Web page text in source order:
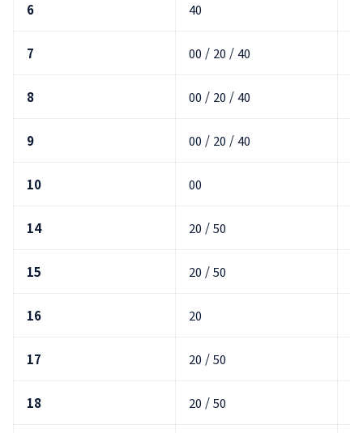
6 40
7 00 / 20 / 40
8 00 / 20 / 40
9 00 / 20 / 40
10 00
14 20 / 50
15 20 / 50
16 20
17 20 / 50
18 20 / 50